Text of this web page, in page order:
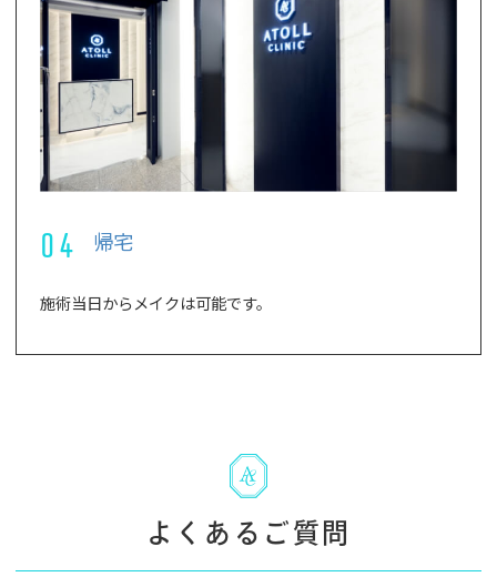
04 帰宅
施術当日からメイクは可能です。
よくあるご質問